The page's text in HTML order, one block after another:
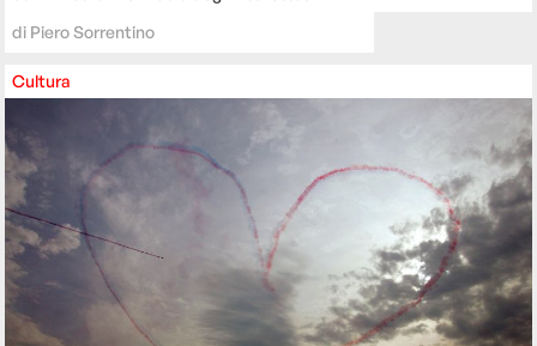
di Piero Sorrentino
Cultura